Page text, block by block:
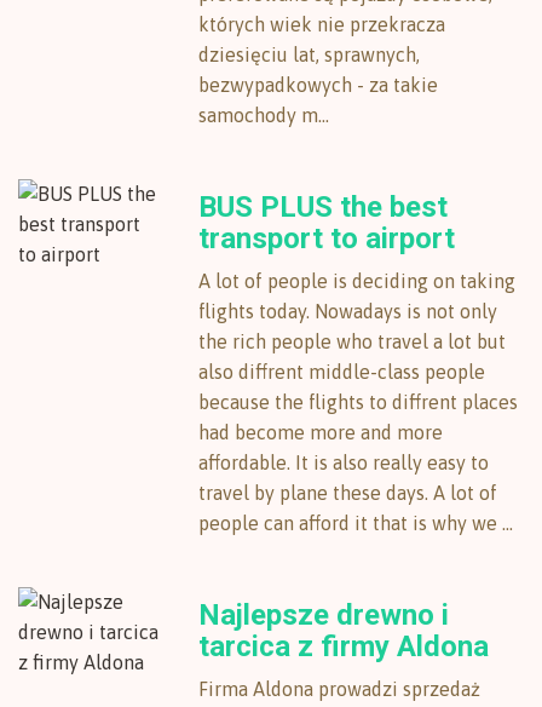
których wiek nie przekracza
dziesięciu lat, sprawnych,
bezwypadkowych - za takie
samochody m...
BUS PLUS the best
transport to airport
A lot of people is deciding on taking
flights today. Nowadays is not only
the rich people who travel a lot but
also diffrent middle-class people
because the flights to diffrent places
had become more and more
affordable. It is also really easy to
travel by plane these days. A lot of
people can afford it that is why we ...
Najlepsze drewno i
tarcica z firmy Aldona
Firma Aldona prowadzi sprzedaż